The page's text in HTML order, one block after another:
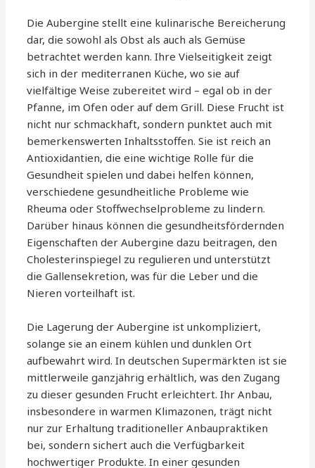
Die Aubergine stellt eine kulinarische Bereicherung
dar, die sowohl als Obst als auch als Gemüse
betrachtet werden kann. Ihre Vielseitigkeit zeigt
sich in der mediterranen Küche, wo sie auf
vielfältige Weise zubereitet wird – egal ob in der
Pfanne, im Ofen oder auf dem Grill. Diese Frucht ist
nicht nur schmackhaft, sondern punktet auch mit
bemerkenswerten Inhaltsstoffen. Sie ist reich an
Antioxidantien, die eine wichtige Rolle für die
Gesundheit spielen und dabei helfen können,
verschiedene gesundheitliche Probleme wie
Rheuma oder Stoffwechselprobleme zu lindern.
Darüber hinaus können die gesundheitsfördernden
Eigenschaften der Aubergine dazu beitragen, den
Cholesterinspiegel zu regulieren und unterstützt
die Gallensekretion, was für die Leber und die
Nieren vorteilhaft ist.
Die Lagerung der Aubergine ist unkompliziert,
solange sie an einem kühlen und dunklen Ort
aufbewahrt wird. In deutschen Supermärkten ist sie
mittlerweile ganzjährig erhältlich, was den Zugang
zu dieser gesunden Frucht erleichtert. Ihr Anbau,
insbesondere in warmen Klimazonen, trägt nicht
nur zur Erhaltung traditioneller Anbaupraktiken
bei, sondern sichert auch die Verfügbarkeit
hochwertiger Produkte. In einer gesunden